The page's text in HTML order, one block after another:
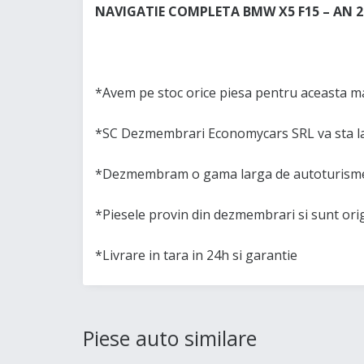
NAVIGATIE COMPLETA BMW X5 F15 – AN
*Avem pe stoc orice piesa pentru aceasta
*SC Dezmembrari Economycars SRL va sta
*Dezmembram o gama larga de
*Piesele provin din dezmembrari si sunt
*Livrare in tara in 24h si garantie
Piese auto similare